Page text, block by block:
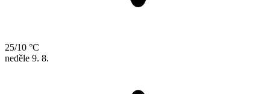
25/10 °C
neděle 9. 8.